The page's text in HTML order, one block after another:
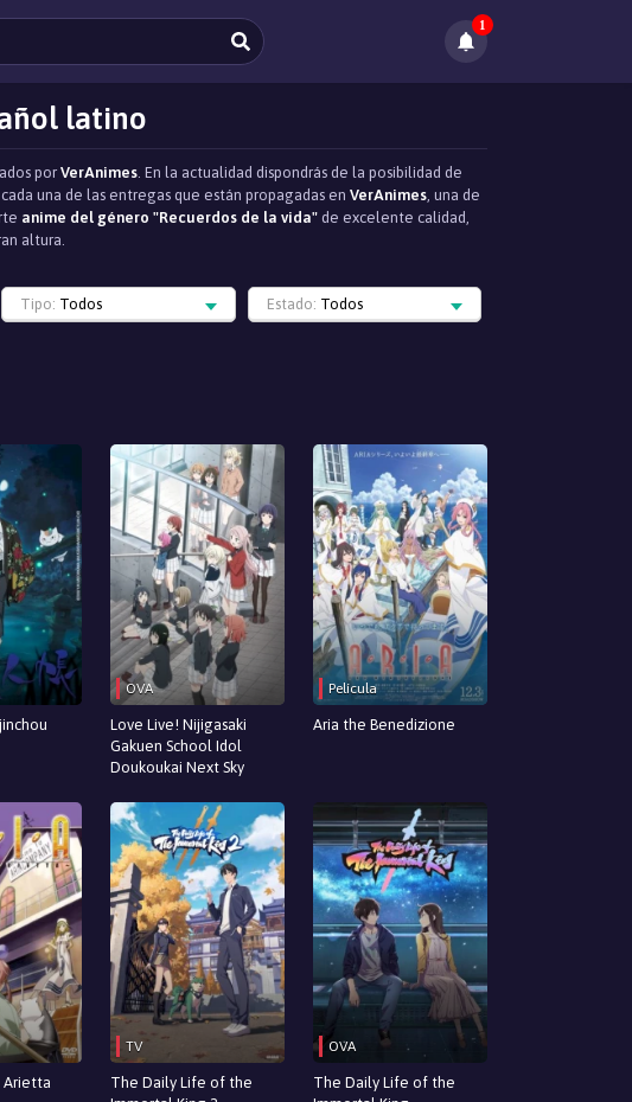
1
latino
por VerAnimes. En la actualidad dispondrás de la posibilidad de
una de las entregas que están propagadas en VerAnimes, una de
anime del género "Recuerdos de la vida" de excelente calidad,
altura.
Tipo: Todos Estado: Todos
OVA
Love Live! Nijigasaki
Gakuen School Idol
Doukoukai Next Sky
Película
Aria the Benedizione
Arietta
TV
The Daily Life of the
OVA
The Daily Life of the